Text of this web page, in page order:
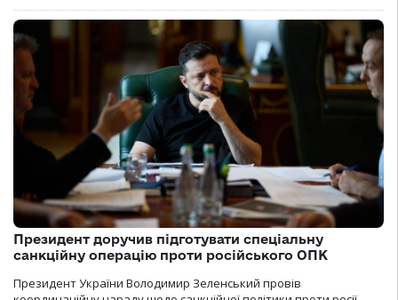
Президент доручив підготувати спеціальну
санкційну операцію проти російського ОПК
Президент України Володимир Зеленський провів